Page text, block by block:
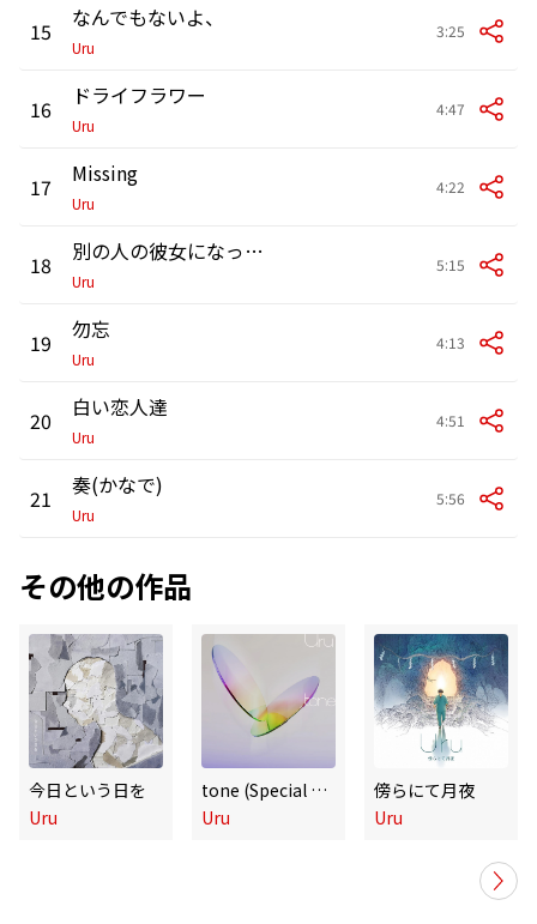
15 なんでもないよ、
Uru
3:25
16 ドライフラワー
Uru
4:47
17 Missing
Uru
4:22
18 別の人の彼女になったよ
Uru
5:15
19 勿忘
Uru
4:13
20 白い恋人達
Uru
4:51
21 奏(かなで)
Uru
5:56
その他の作品
今日という日を
Uru
tone (Special Edition)
Uru
傍らにて月夜
Uru